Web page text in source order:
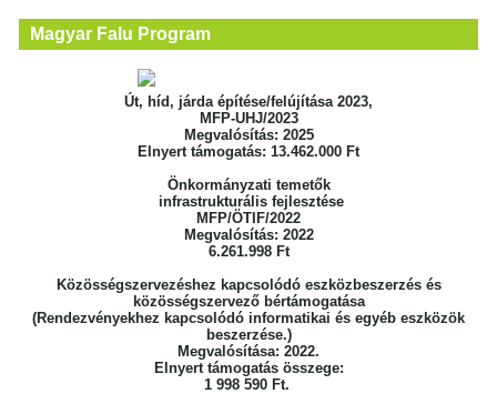
Magyar Falu Program
Út, híd, járda építése/felújítása 2023,
MFP-UHJ/2023
Megvalósítás: 2025
Elnyert támogatás: 13.462.000 Ft
Önkormányzati temetők
infrastrukturális fejlesztése
MFP/ÖTIF/2022
Megvalósítás: 2022
6.261.998 Ft
Közösségszervezéshez kapcsolódó eszközbeszerzés és
közösségszervező bértámogatása
(Rendezvényekhez kapcsolódó informatikai és egyéb eszközök
beszerzése.)
Megvalósítása: 2022.
Elnyert támogatás összege:
1 998 590 Ft.